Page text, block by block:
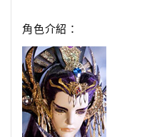
角色介紹：